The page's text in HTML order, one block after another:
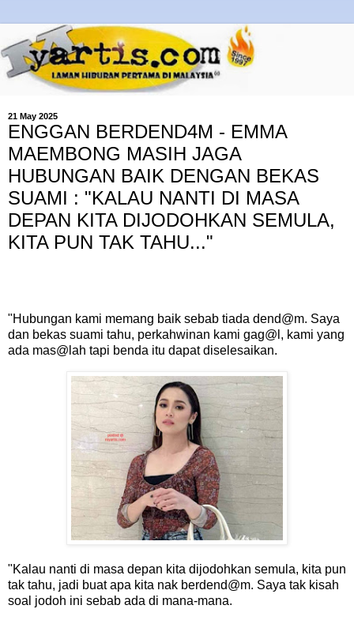
21 May 2025
ENGGAN BERDEND4M - EMMA
MAEMBONG MASIH JAGA
HUBUNGAN BAIK DENGAN BEKAS
SUAMI : "KALAU NANTI DI MASA
DEPAN KITA DIJODOHKAN SEMULA,
KITA PUN TAK TAHU..."
"Hubungan kami memang baik sebab tiada dend@m. Saya
dan bekas suami tahu, perkahwinan kami gag@l, kami yang
ada mas@lah tapi benda itu dapat diselesaikan.
"Kalau nanti di masa depan kita dijodohkan semula, kita pun
tak tahu, jadi buat apa kita nak berdend@m. Saya tak kisah
soal jodoh ini sebab ada di mana-mana.